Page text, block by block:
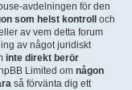
avdelningen för den
som helst kontroll
och
av vem detta forum
av något juridiskt
inte direkt berör
Limited om någon
så förvänta dig ett